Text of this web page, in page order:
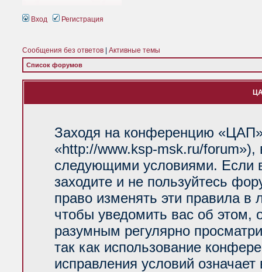
Вход Регистрация
Сообщения без ответов Активные темы
Список форумов
Заходя на конференцию
«http://www.ksp-msk.ru/forum»),
следующими условиями. Если
заходите и не пользуйтесь
право изменять эти правила
чтобы уведомить вас об
разумным регулярно
так как использование
исправления условий